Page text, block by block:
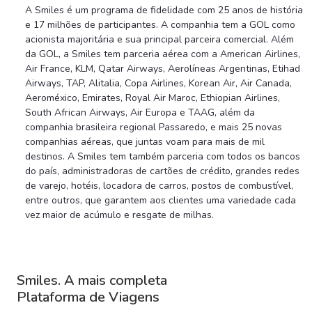
A Smiles é um programa de fidelidade com 25 anos de história
e 17 milhões de participantes. A companhia tem a GOL como
acionista majoritária e sua principal parceira comercial. Além
da GOL, a Smiles tem parceria aérea com a American Airlines,
Air France, KLM, Qatar Airways, Aerolíneas Argentinas, Etihad
Airways, TAP, Alitalia, Copa Airlines, Korean Air, Air Canada,
Aeroméxico, Emirates, Royal Air Maroc, Ethiopian Airlines,
South African Airways, Air Europa e TAAG, além da
companhia brasileira regional Passaredo, e mais 25 novas
companhias aéreas, que juntas voam para mais de mil
destinos. A Smiles tem também parceria com todos os bancos
do país, administradoras de cartões de crédito, grandes redes
de varejo, hotéis, locadora de carros, postos de combustível,
entre outros, que garantem aos clientes uma variedade cada
vez maior de acúmulo e resgate de milhas.
Smiles. A mais completa
Plataforma de Viagens